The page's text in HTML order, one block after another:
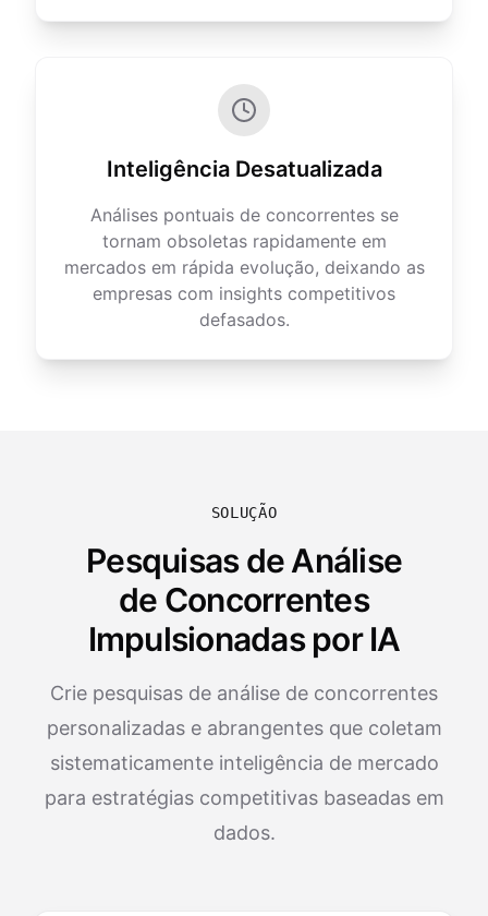
Inteligência Desatualizada
Análises pontuais de concorrentes se
tornam obsoletas rapidamente em
mercados em rápida evolução, deixando as
empresas com insights competitivos
defasados.
SOLUÇÃO
Pesquisas de Análise
de Concorrentes
Impulsionadas por IA
Crie pesquisas de análise de concorrentes
personalizadas e abrangentes que coletam
sistematicamente inteligência de mercado
para estratégias competitivas baseadas em
dados.